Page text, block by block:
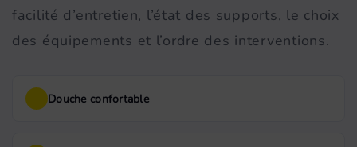
facilité d’entretien, l’état des supports, le choix
des équipements et l’ordre des interventions.
Douche confortable